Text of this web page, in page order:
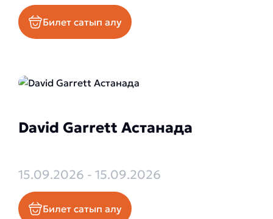
Билет сатып алу
David Garrett Астанада
15.09.2026 - 15.09.2026
Билет сатып алу